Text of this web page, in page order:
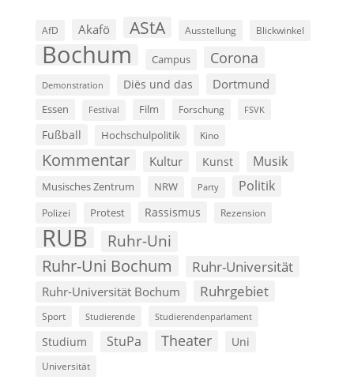
AfD Akafö AStA Ausstellung Blickwinkel
Bochum Campus Corona
Demonstration Diës und das Dortmund
Essen Festival Film Forschung FSVK
Fußball Hochschulpolitik Kino
Kommentar Kultur Kunst Musik
Musisches Zentrum NRW Party Politik
Polizei Protest Rassismus Rezension
RUB Ruhr-Uni
Ruhr-Uni Bochum Ruhr-Universität
Ruhr-Universität Bochum Ruhrgebiet
Sport Studierende Studierendenparlament
Studium StuPa Theater Uni
Universität